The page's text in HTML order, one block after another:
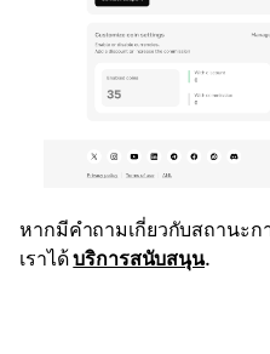
หากมีคำถามเกี่ยวกับสถานะ
เราได้บริการสนับสนุน.